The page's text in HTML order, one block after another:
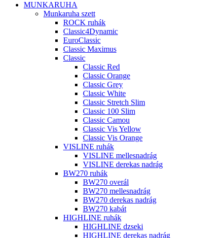
MUNKARUHA
Munkaruha szett
ROCK ruhák
Classic4Dynamic
EuroClassic
Classic Maximus
Classic
Classic Red
Classic Orange
Classic Grey
Classic White
Classic Stretch Slim
Classic 100 Slim
Classic Camou
Classic Vis Yellow
Classic Vis Orange
VISLINE ruhák
VISLINE mellesnadrág
VISLINE derekas nadrág
BW270 ruhák
BW270 overál
BW270 mellesnadrág
BW270 derekas nadrág
BW270 kabát
HIGHLINE ruhák
HIGHLINE dzseki
HIGHLINE derekas nadrág